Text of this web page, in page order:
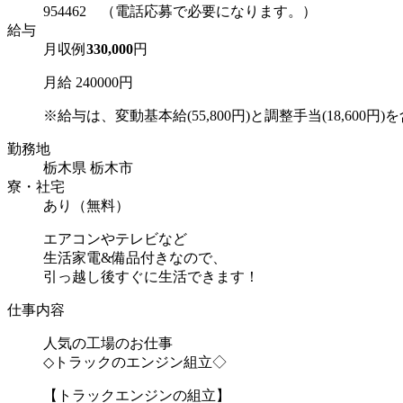
954462 （電話応募で必要になります。）
給与
月収例 330,000円
月給 240000円
※給与は、変動基本給(55,800円)と調整手当(18,600円)を
勤務地
栃木県 栃木市
寮・社宅
あり（無料）
エアコンやテレビなど
生活家電&備品付きなので、
引っ越し後すぐに生活できます！
仕事内容
人気の工場のお仕事
◇トラックのエンジン組立◇
【トラックエンジンの組立】